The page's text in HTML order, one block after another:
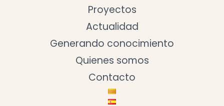
Proyectos
Actualidad
Generando conocimiento
Quienes somos
Contacto